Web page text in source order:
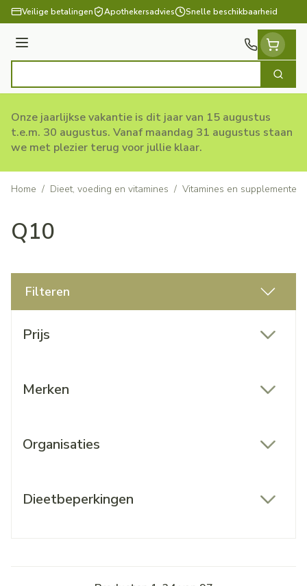
Ga naar de inhoud
Veilige betalingen Apothekersadvies Snelle beschikbaarheid
Menu
Zoek
Onze jaarlijkse vakantie is dit jaar van 15 augustus
t.e.m. 30 augustus. Vanaf maandag 31 augustus staan
we met plezier terug voor jullie klaar.
Home / Dieet, voeding en vitamines / Vitamines en supplementen
Q10
Filteren
Prijs
Merken
Organisaties
Dieetbeperkingen